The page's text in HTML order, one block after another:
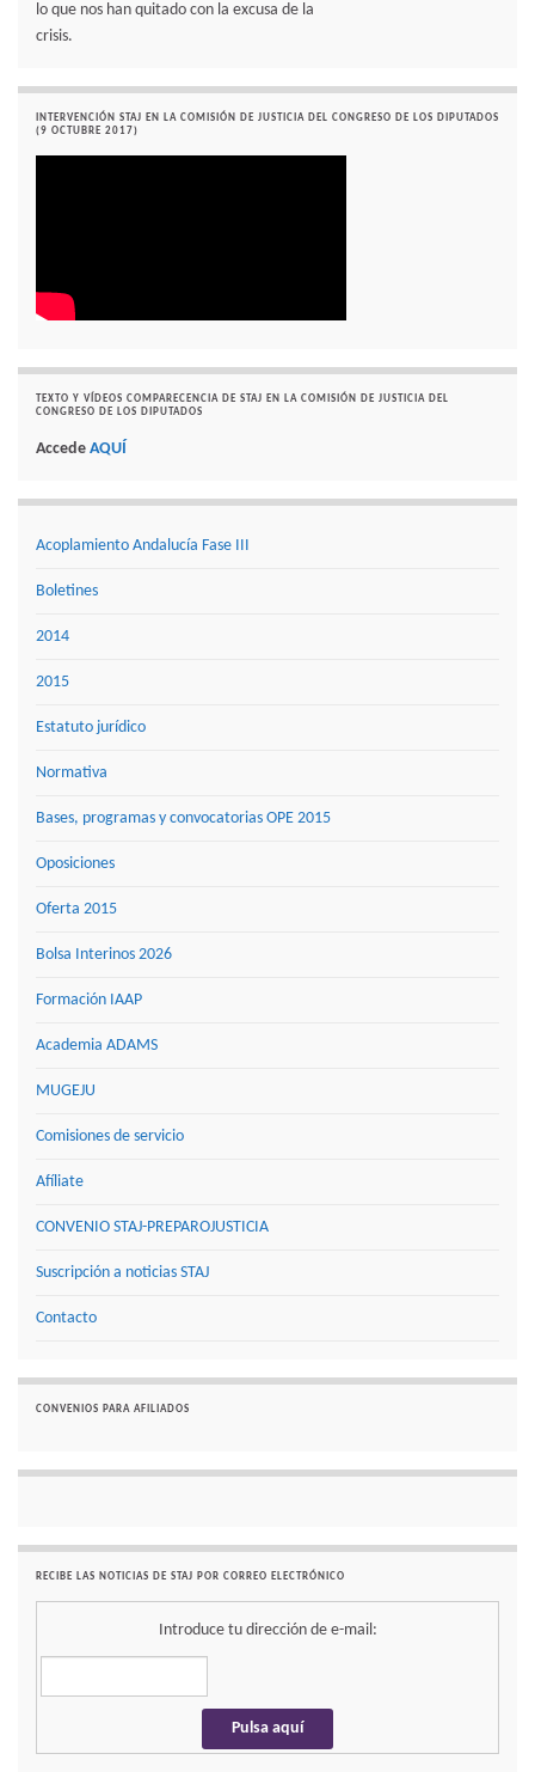
lo que nos han quitado con la excusa de la
crisis.
INTERVENCIÓN STAJ EN LA COMISIÓN DE JUSTICIA DEL CONGRESO DE LOS DIPUTADOS
(9 OCTUBRE 2017)
TEXTO Y VÍDEOS COMPARECENCIA DE STAJ EN LA COMISIÓN DE JUSTICIA DEL
CONGRESO DE LOS DIPUTADOS
Accede AQUÍ
Acoplamiento Andalucía Fase III
Boletines
2014
2015
Estatuto jurídico
Normativa
Bases, programas y convocatorias OPE 2015
Oposiciones
Oferta 2015
Bolsa Interinos 2026
Formación IAAP
Academia ADAMS
MUGEJU
Comisiones de servicio
Afíliate
CONVENIO STAJ-PREPAROJUSTICIA
Suscripción a noticias STAJ
Contacto
CONVENIOS PARA AFILIADOS
RECIBE LAS NOTICIAS DE STAJ POR CORREO ELECTRÓNICO
Introduce tu dirección de e-mail: